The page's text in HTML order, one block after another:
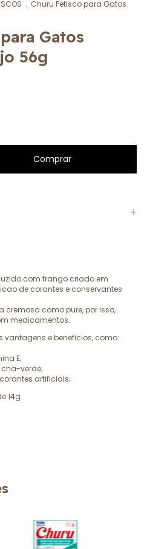
. Churu Petisco para Gatos
Gatos
56g
com frango criado em
de corantes e conservantes
cremosa como pure, por isso,
medicamentos.
vantagens e beneficios, como:
E;
verde;
artificiais;
14g